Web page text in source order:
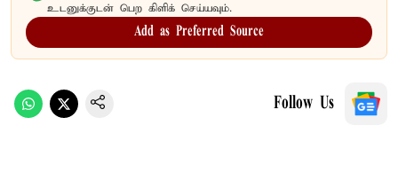
உடனுக்குடன் பெற கிளிக் செய்யவும்.
Add as Preferred Source
Follow Us